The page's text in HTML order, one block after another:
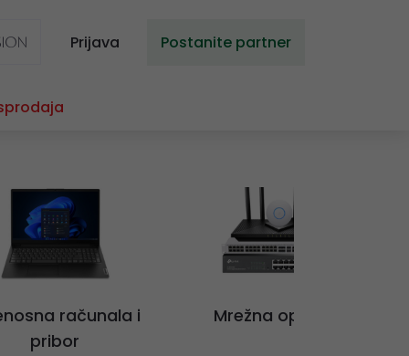
Prijava Postanite partner
računala i
pribor
Mrežna oprema